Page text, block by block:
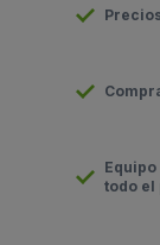
todo el